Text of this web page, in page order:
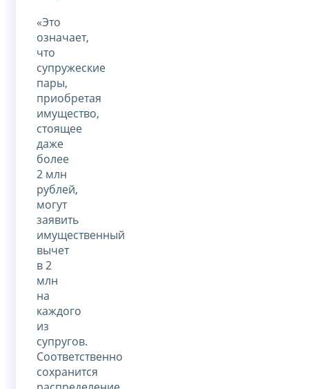
«Это
означает,
что
супружеские
пары,
приобретая
имущество,
стоящее
даже
более
2 млн
рублей,
могут
заявить
имущественный
вычет
в 2
млн
на
каждого
из
супругов.
Соответственно
сохранится